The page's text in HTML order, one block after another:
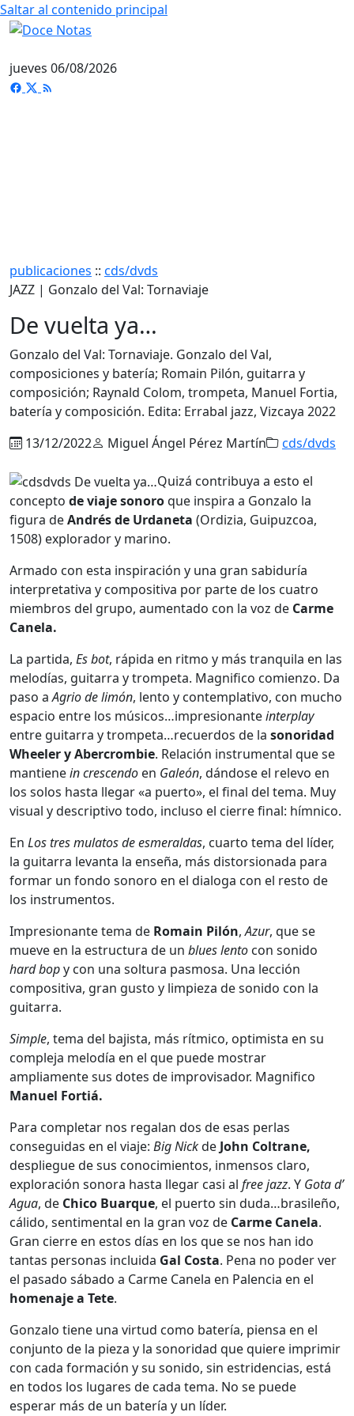
Saltar al contenido principal
jueves 06/08/2026
publicaciones :: cds/dvds
JAZZ | Gonzalo del Val: Tornaviaje
De vuelta ya…
Gonzalo del Val: Tornaviaje. Gonzalo del Val,
composiciones y batería; Romain Pilón, guitarra y
composición; Raynald Colom, trompeta, Manuel Fortia,
batería y composición. Edita: Errabal jazz, Vizcaya 2022
13/12/2022
Miguel Ángel Pérez Martín cds/dvds
Quizá contribuya a esto el
concepto de viaje sonoroque inspira a Gonzalo la
figura deAndrés de Urdaneta (Ordizia, Guipuzcoa,
1508) explorador y marino.
Armado con esta inspiración y una gran sabiduría
interpretativa y compositiva por parte de los cuatro
miembros del grupo, aumentado con la voz de Carme
Canela.
La partida, Es bot, rápida en ritmo y más tranquila en las
melodías, guitarra y trompeta. Magnifico comienzo. Da
paso aAgrio de limón, lento y contemplativo, con mucho
espacio entre los músicos…impresionanteinterplay
entre guitarra y trompeta…recuerdos de la sonoridad
Wheeler y Abercrombie. Relación instrumental que se
mantieneincrescendo en Galeón, dándose el relevo en
los solos hasta llegar «a puerto», el final del tema. Muy
visual y descriptivo todo, incluso el cierre final: hímnico.
En Los tres mulatos de esmeraldas, cuarto tema del líder,
la guitarra levanta la enseña, más distorsionada para
formar un fondo sonoro en el dialoga con el resto de
los instrumentos.
Impresionante tema de Romain Pilón,Azur, que se
mueve en la estructura de un blues lento con sonido
hard bopy con una soltura pasmosa. Una lección
compositiva, gran gusto y limpieza de sonido con la
guitarra.
Simple, tema del bajista, más rítmico, optimista en su
compleja melodía en el que puede mostrar
ampliamente sus dotes de improvisador. Magnifico
Manuel Fortiá.
Para completar nos regalan dos de esas perlas
conseguidas en el viaje: Big NickdeJohn Coltrane,
despliegue de sus conocimientos, inmensos claro,
exploración sonora hasta llegar casi al free jazz. Y Gota d’
Agua, de Chico Buarque, el puerto sin duda…brasileño,
cálido, sentimental en la gran voz de Carme Canela.
Gran cierre en estos días en los que se nos han ido
tantas personas incluida Gal Costa. Pena no poder ver
el pasado sábado a Carme Canela en Palencia en el
homenaje a Tete.
Gonzalo tiene una virtud como batería, piensa en el
conjunto de la pieza y la sonoridad que quiere imprimir
con cada formación y su sonido, sin estridencias, está
en todos los lugares de cada tema. No se puede
esperar más de un batería y un líder.